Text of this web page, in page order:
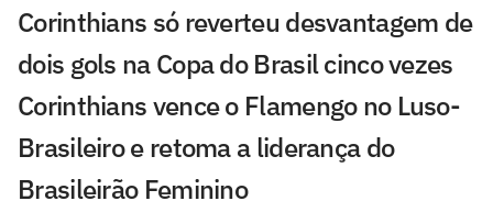
Corinthians só reverteu desvantagem de
dois gols na Copa do Brasil cinco vezes
Corinthians vence o Flamengo no Luso-
Brasileiro e retoma a liderança do
Brasileirão Feminino